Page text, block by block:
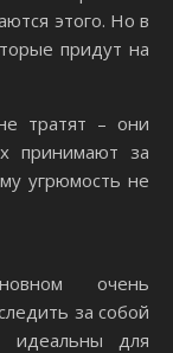
этого. Но в
придут на
тратят – они
принимают за
угрюмость не
очень
за собой
идеальны для